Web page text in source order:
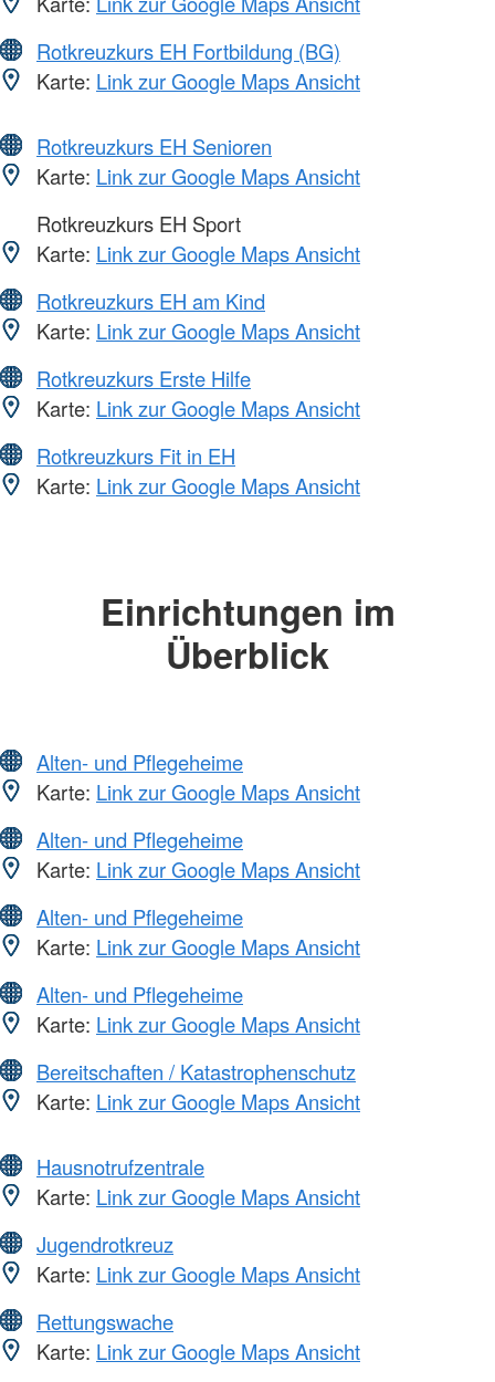
Rotkreuzkurs EH Fortbildung (BG)
Karte: Link zur Google Maps Ansicht
Rotkreuzkurs EH Senioren
Karte: Link zur Google Maps Ansicht
Rotkreuzkurs EH Sport
Karte: Link zur Google Maps Ansicht
Rotkreuzkurs EH am Kind
Karte: Link zur Google Maps Ansicht
Rotkreuzkurs Erste Hilfe
Karte: Link zur Google Maps Ansicht
Rotkreuzkurs Fit in EH
Karte: Link zur Google Maps Ansicht
Einrichtungen im
Überblick
Alten- und Pflegeheime
Karte: Link zur Google Maps Ansicht
Alten- und Pflegeheime
Karte: Link zur Google Maps Ansicht
Alten- und Pflegeheime
Karte: Link zur Google Maps Ansicht
Alten- und Pflegeheime
Karte: Link zur Google Maps Ansicht
Bereitschaften / Katastrophenschutz
Karte: Link zur Google Maps Ansicht
Hausnotrufzentrale
Karte: Link zur Google Maps Ansicht
Jugendrotkreuz
Karte: Link zur Google Maps Ansicht
Rettungswache
Karte: Link zur Google Maps Ansicht